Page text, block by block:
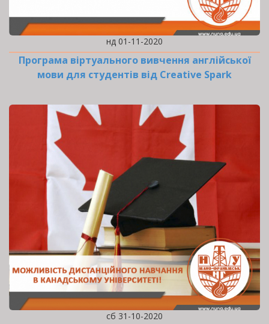
нд 01-11-2020
Програма віртуального вивчення англійської
мови для студентів від Creative Spark
сб 31-10-2020